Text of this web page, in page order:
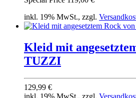
inkl. 19% MwSt., zzgl.
Kleid mit
TUZZI
129,99 €
inkl. 19% MwSt., zzgl.